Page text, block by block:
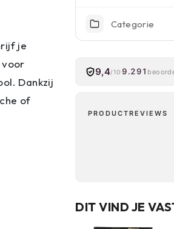
je
Dankzij
of
Categorie
9,4/10 9.291
PRODUCTREVIEWS
DIT VIND JE